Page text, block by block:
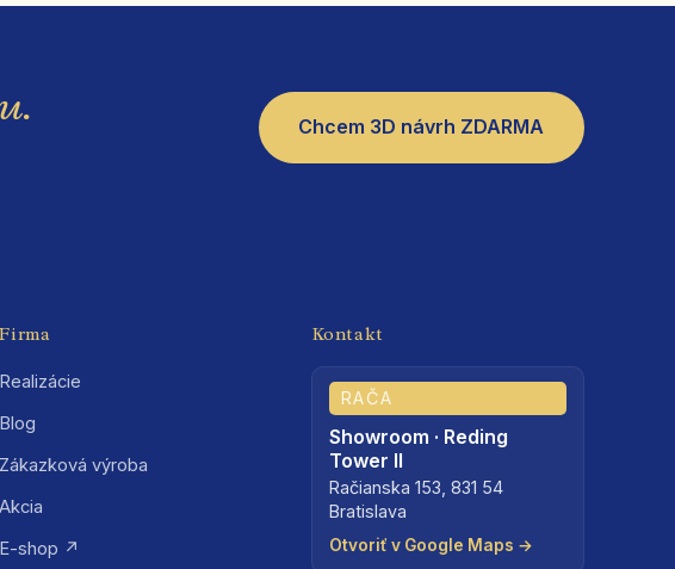
Chcem 3D návrh ZDARMA
Firma
Realizácie
Blog
Zákazková výroba
Akcia
E-shop ↗
Kontakt
RAČA
Showroom · Reding
Tower II
Račianska 153, 831 54
Bratislava
Otvoriť v Google Maps →